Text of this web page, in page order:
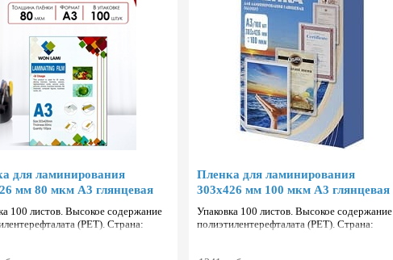
для ламинирования
мм 80 мкм А3 глянцевая
100 листов. Высокое содержание
(PET). Страна:
Пленка для ламинирования
303х426 мм 100 мкм А3 глянцевая
Упаковка 100 листов. Высокое содержание
полиэтилентерефталата (PET). Страна: